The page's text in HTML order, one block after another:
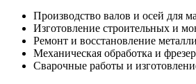
Производство валов и осей для
Изготовление строительных и
Ремонт и восстановление
Механическая обработка и
Сварочные работы и